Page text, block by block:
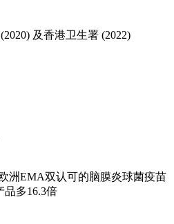
及香港卫生署 (2022)
洲EMA双认可的脑膜炎球菌疫苗
品多16.3倍